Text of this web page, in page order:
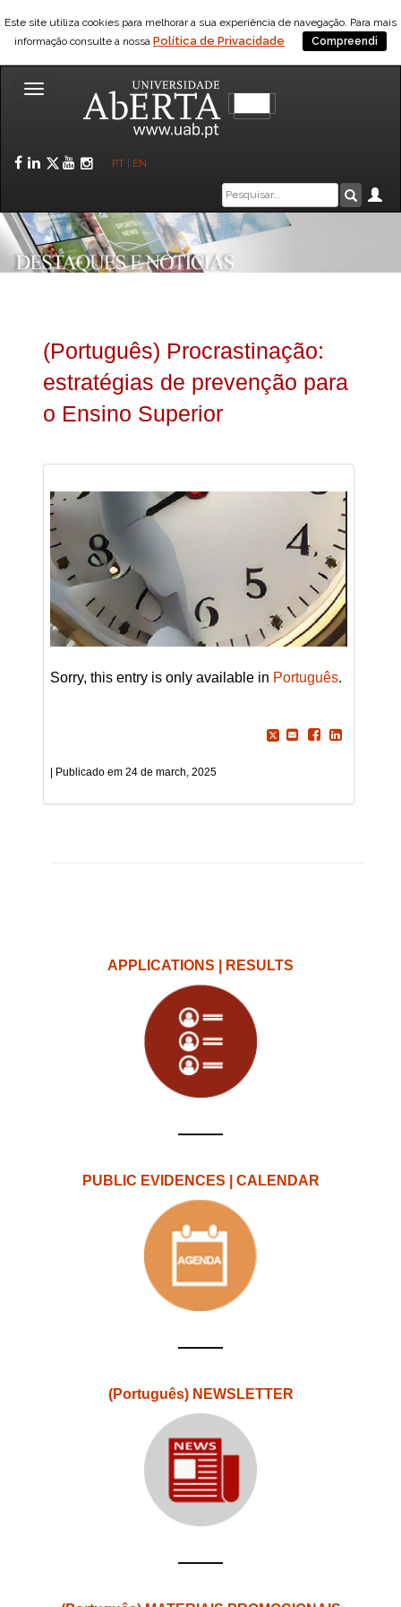
Este site utiliza cookies para melhorar a sua experiência de navegação. Para mais
informação consulte a nossa Política de Privacidade Compreendi
Toggle
Facebook
LinkedIn
Twitter
YouTube
Instagram
PT EN
Caixa
de
pesquisa
(Português) Procrastinação:
estratégias de prevenção para
o Ensino Superior
Sorry, this entry is only available in Português.
24 de march, 2025
APPLICATIONS | RESULTS
PUBLIC EVIDENCES | CALENDAR
(Português) NEWSLETTER